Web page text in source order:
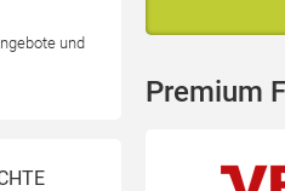
und
Premium